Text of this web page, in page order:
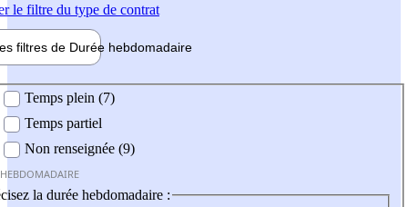
le filtre du type de contrat
filtres de Durée hebdomadaire
Temps plein (7)
Temps partiel
Non renseignée (9)
la durée hebdomadaire :